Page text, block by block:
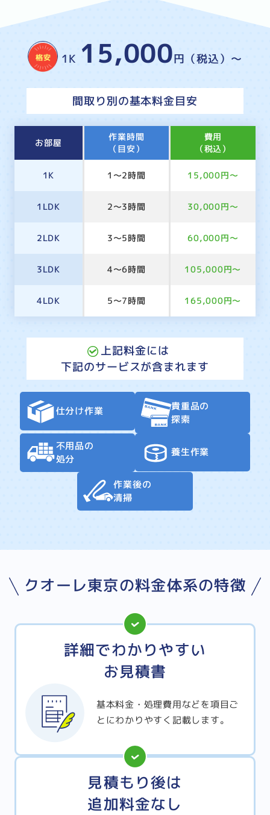
1K 15,000円（税込）～
間取り別の基本料金目安
お部屋
作業時間
（目安）
費用
（税込）
1K 1～2時間 15,000円～
1LDK 2～3時間 30,000円～
2LDK 3～5時間 60,000円～
3LDK 4～6時間 105,000円～
4LDK 5～7時間 165,000円～
上記料金には
下記のサービスが含まれます
仕分け作業
貴重品の
探索
不用品の
処分
養生作業
作業後の
清掃
クオーレ東京の料金体系の特徴
詳細でわかりやすい
お見積書
基本料金・処理費用などを項目ご
とにわかりやすく記載します。
見積もり後は
追加料金なし